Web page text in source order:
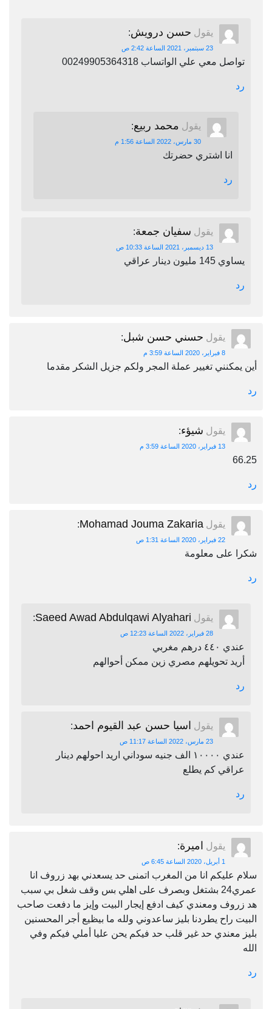
يقول حسن درويش:
23 سبتمبر، 2021 الساعة 2:42 ص
تواصل معي علي الواتساب 00249905364318
رد
يقول محمد ربيع:
30 مارس، 2022 الساعة 1:56 م
انا اشتري حضرتك
رد
يقول سفيان جمعة:
13 ديسمبر، 2021 الساعة 10:33 ص
يساوي 145 مليون دينار عراقي
رد
يقول حسني حسن شبل:
8 فبراير، 2020 الساعة 3:59 م
أين يمكنني تغيير عملة المجر ولكم جزيل الشكر مقدما
رد
يقول شيؤء:
13 فبراير، 2020 الساعة 3:59 م
66.25
رد
يقول Mohamad Jouma Zakaria
:
22 فبراير، 2020 الساعة 1:31 ص
شكرا على معلومة
رد
يقول Saeed Awad Abdulqawi Alyahari
:
28 فبراير، 2022 الساعة 12:23 ص
عندي ٤٤٠ درهم مغربي
أريد تحويلهم مصري زين ممكن أحوالهم
رد
يقول اسيا حسن عبد القيوم احمد:
23 مارس، 2022 الساعة 11:17 ص
عندي ١٠٠٠٠ الف جنيه سوداني اريد احولهم دينار
عراقي كم يطلع
رد
يقول اميرة:
1 أبريل، 2020 الساعة 6:45 ص
سلام عليكم انا من المغرب اتمنى حد يسعدني بهد زروف انا
عمري24 بشتغل وبصرف على اهلي بس وقف شغل بي سبب
هد زروف ومعندي كيف ادفع إيجار البيت وإيز ما دفعت صاحب
البيت راح يطردنا بليز ساعدوني ولله ما بيظيع أجر المحسنين
بليز معندي حد غير قلب حد فيكم يحن عليا أملي فيكم وفي
الله
رد